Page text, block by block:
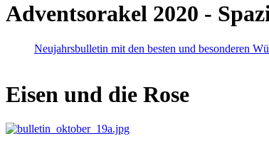
Adventsorakel 2020 -
Neujahrsbulletin mit den besten und besonderen
Eisen und die Rose